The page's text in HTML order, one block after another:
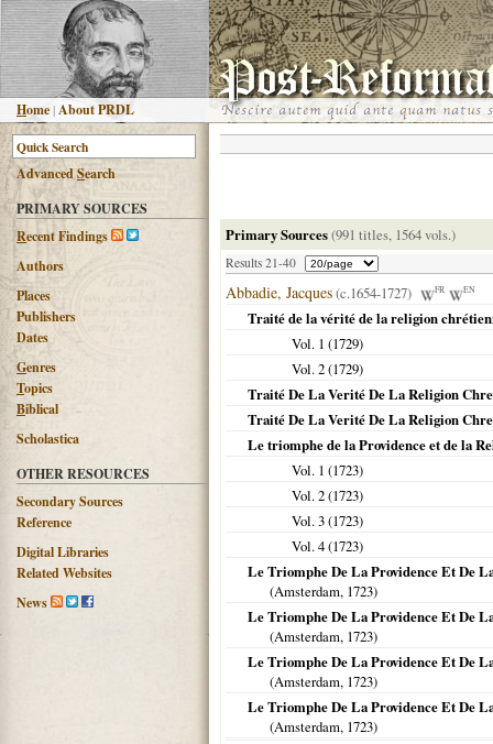
Home |About PRDL
AdvancedSearch
PRIMARY SOURCES
Recent Findings
Authors
Places
Publishers
Dates
Genres
Topics
Biblical
Scholastica
OTHER RESOURCES
Secondary Sources
Reference
Digital Libraries
Related Websites
News
Primary Sources(991 titles, 1564 vols.)
Results 21-40
Abbadie, Jacques(c.1654-1727) FR EN
Traité de la vérité de la religion
Vol. 1 (1729)
Vol. 2 (1729)
Traité De La Verité De La Religion
Traité De La Verité De La Religion
Le triomphe de la Providence et de la
Vol. 1 (1723)
Vol. 2 (1723)
Vol. 3 (1723)
Vol. 4 (1723)
Le Triomphe De La Providence Et De
(Amsterdam, 1723)
Le Triomphe De La Providence Et De
(Amsterdam, 1723)
Le Triomphe De La Providence Et De
(Amsterdam, 1723)
Le Triomphe De La Providence Et De
(Amsterdam, 1723)